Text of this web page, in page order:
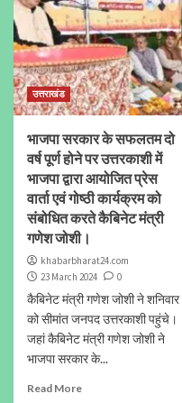
उत्तराखंड
भाजपा सरकार के सफलतम दो
वर्ष पूर्ण होने पर उत्तरकाशी में
भाजपा द्वारा आयोजित प्रेस
वार्ता एवं गोष्ठी कार्यक्रम को
संबोधित करते कैबिनेट मंत्री
गणेश जोशी।
khabarbharat24.com
23 March 2024
0
कैबिनेट मंत्री गणेश जोशी ने शनिवार
को सीमांत जनपद उत्तरकाशी पहुंचे।
जहां कैबिनेट मंत्री गणेश जोशी ने
भाजपा सरकार के...
Read More